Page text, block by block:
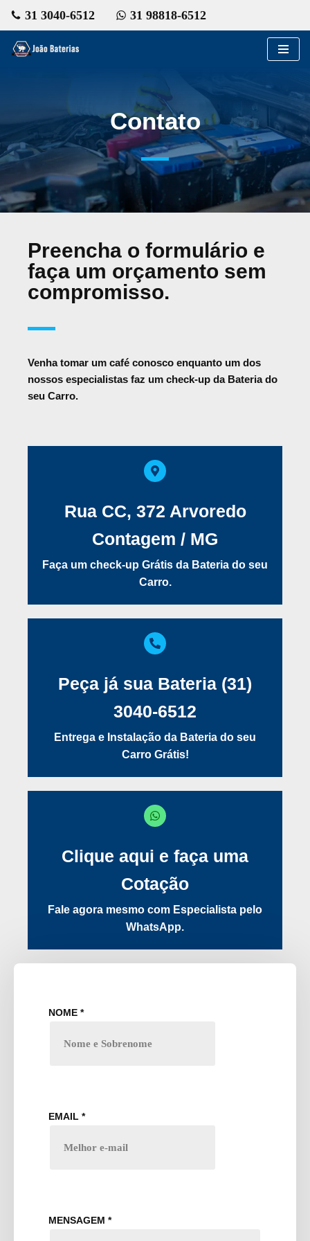
para
31 3040-6512 31 98818-6512
Contato
Preencha o formulário e
faça um orçamento sem
compromisso.
Venha tomar um café conosco enquanto um dos
nossos especialistas faz um check-up da Bateria do
seu Carro.
Rua CC, 372 Arvoredo
Contagem / MG
Faça um check-up Grátis da Bateria do seu
Carro.
Peça já sua Bateria (31)
3040-6512
Entrega e Instalação da Bateria do seu
Carro Grátis!
Clique aqui e faça uma
Cotação
Fale agora mesmo com Especialista pelo
WhatsApp.
NOME *
EMAIL *
MENSAGEM *